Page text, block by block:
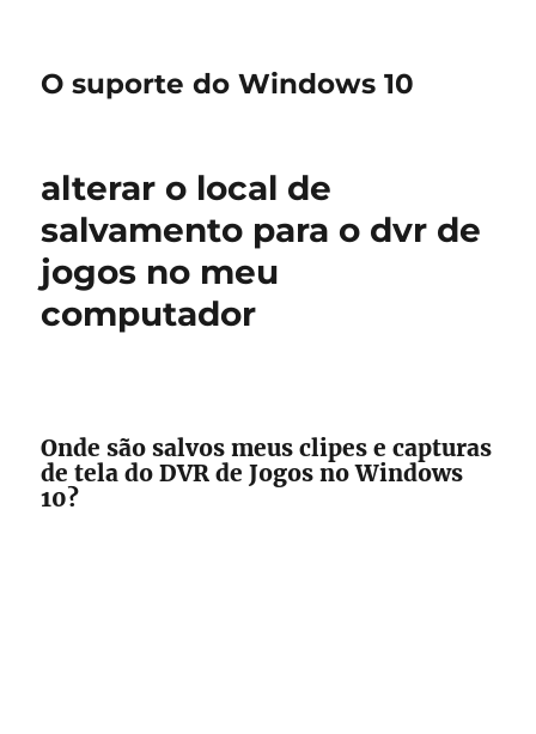
O suporte do Windows 10
alterar o local de
salvamento para o dvr de
jogos no meu
computador
Onde são salvos meus clipes e capturas
de tela do DVR de Jogos no Windows
10?